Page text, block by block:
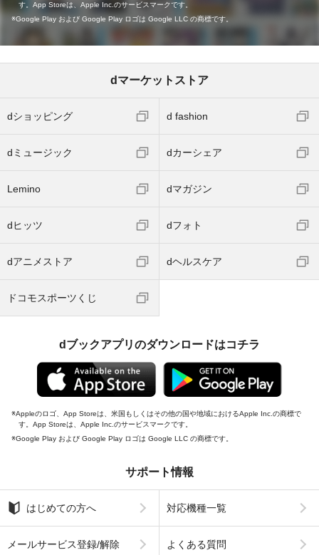
す。App Storeは、Apple Inc.のサービスマークです。
Google Play および Google Play ロゴは Google LLC の商標です。
dマーケットストア
dショッピング d fashion
dミュージック dカーシェア
Lemino dマガジン
dヒッツ dフォト
dアニメストア dヘルスケア
ドコモスポーツくじ
dブックアプリのダウンロードはコチラ
Appleのロゴ、App Storeは、米国もしくはその他の国や地域におけるApple Inc.の商標で
す。App Storeは、Apple Inc.のサービスマークです。
Google Play および Google Play ロゴは Google LLC の商標です。
サポート情報
はじめての方へ 対応機種一覧
メールサービス登録/解除 よくある質問